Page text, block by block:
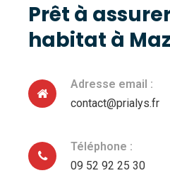
Prêt à
habitat à
Adresse email :
contact@prialys.fr
Téléphone :
09 52 92 25 30